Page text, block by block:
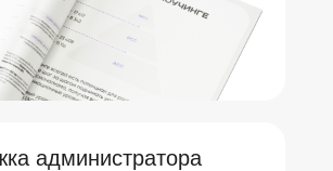
администратора